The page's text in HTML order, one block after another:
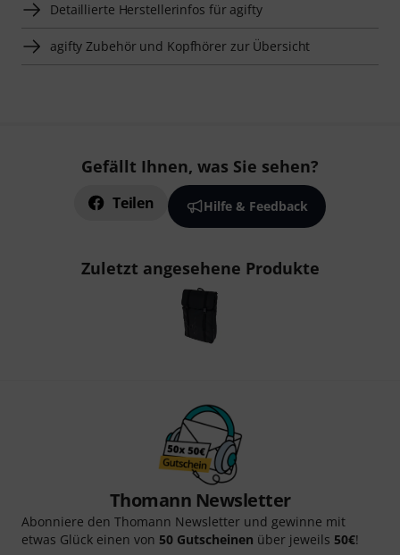
Detaillierte Herstellerinfos für agifty
agifty Zubehör und Kopfhörer zur Übersicht
Gefällt Ihnen, was Sie sehen?
Teilen Hilfe & Feedback
Zuletzt angesehene Produkte
Thomann Newsletter
Abonniere den Thomann Newsletter und gewinne mit
etwas Glück einen von 50 Gutscheinen über jeweils 50€!